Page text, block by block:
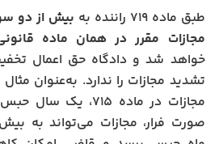
طبق ماده ۷۱۹ راننده به
بیش از دو
مجازات مقرر در همان ماده
خواهد شد و دادگاه حق اعمال
تشدید مجازات را ندارد. به‌عنوان مثال
مجازات در ماده ۷۱۵، یک
صورت فرار، مجازات می‌تواند به